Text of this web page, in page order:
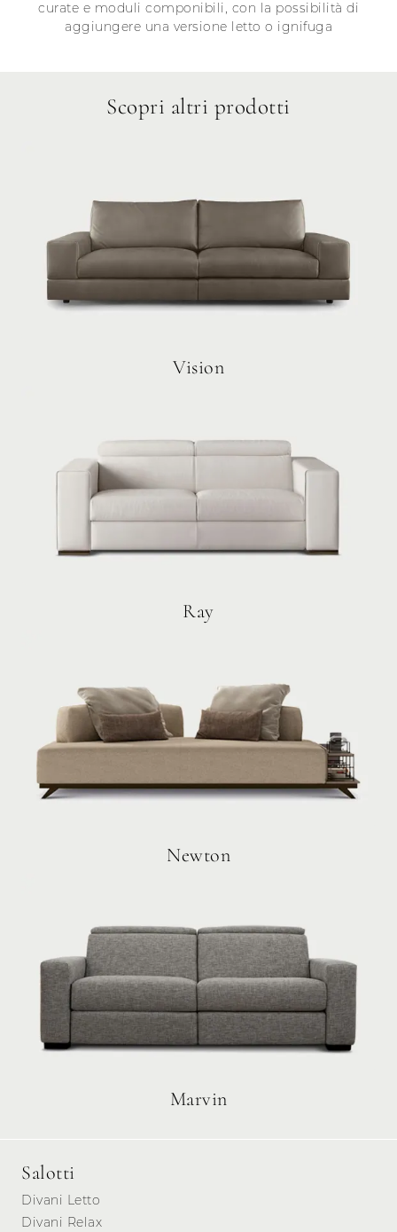
curate e moduli componibili, con la possibilità di
aggiungere una versione letto o ignifuga
Scopri altri prodotti
Vision
Ray
Newton
Marvin
Salotti
Divani Letto
Divani Relax